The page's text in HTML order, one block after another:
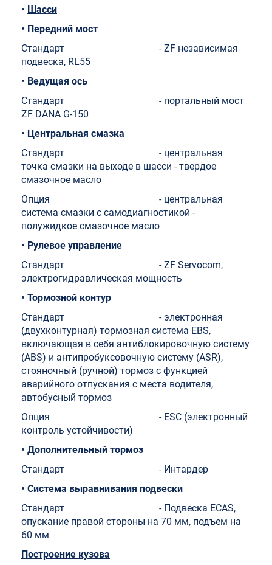
• Шасси
• Передний мост
Стандарт - ZF независимая
подвеска, RL55
• Ведущая ось
Стандарт - портальный мост
ZF DANA G-150
• Центральная смазка
Стандарт - центральная
точка смазки на выходе в шасси - твердое
смазочное масло
Опция - центральная
система смазки с самодиагностикой -
полужидкое смазочное масло
• Рулевое управление
Стандарт - ZF Servocom,
электрогидравлическая мощность
• Тормозной контур
Стандарт - электронная
(двухконтурная) тормозная система EBS,
включающая в себя антиблокировочную систему
(ABS) и антипробуксовочную систему (ASR),
стояночный (ручной) тормоз с функцией
аварийного отпускания с места водителя,
автобусный тормоз
Опция - ESC (электронный
контроль устойчивости)
• Дополнительный тормоз
Стандарт - Интардер
• Система выравнивания подвески
Стандарт - Подвеска ECAS,
опускание правой стороны на 70 мм, подъем на
60 мм
Построение кузова